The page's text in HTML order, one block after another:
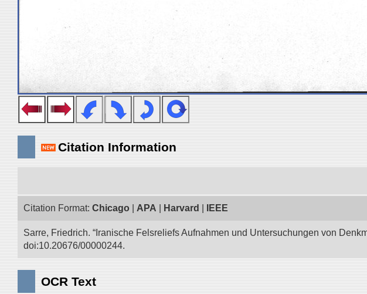
Citation Information
Citation Format: Chicago APA Harvard IEEE
Sarre, Friedrich. “Iranische Felsreliefs Aufnahmen und Untersuchungen von
doi:10.20676/00000244.
OCR Text